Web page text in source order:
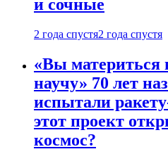
и сочные
2 года спустя2 года спустя
«Вы материться
научу» 70 лет
испытали
этот проект
космос?